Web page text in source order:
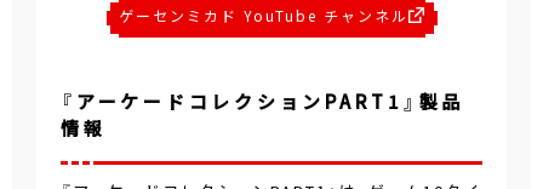
ゲーセンミカド YouTube チャンネル
『アーケードコレクションPART1』製品
情報